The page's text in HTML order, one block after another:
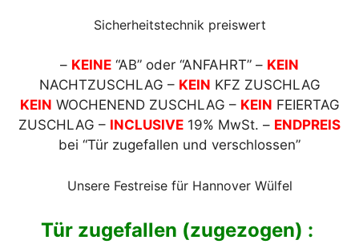
Sicherheitstechnik preiswert
– KEINE “AB” oder “ANFAHRT” – KEIN
NACHTZUSCHLAG – KEIN KFZ ZUSCHLAG
KEIN WOCHENEND ZUSCHLAG – KEIN FEIERTAG
ZUSCHLAG – INCLUSIVE 19% MwSt. – ENDPREIS
bei “Tür zugefallen und verschlossen”
Unsere Festreise für Hannover Wülfel
Tür zugefallen (zugezogen) :